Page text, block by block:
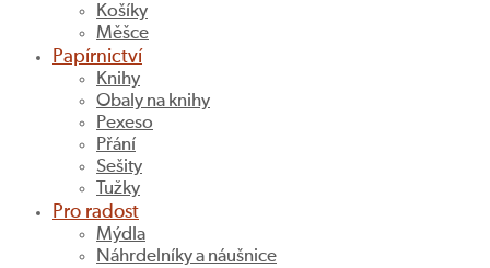
Košíky
Měšce
Papírnictví
Knihy
Obaly na knihy
Pexeso
Přání
Sešity
Tužky
Pro radost
Mýdla
Náhrdelníky a náušnice